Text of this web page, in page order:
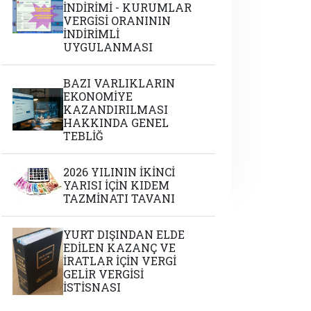
İNDİRİMİ - KURUMLAR
VERGİSİ ORANININ
İNDİRİMLİ
UYGULANMASI
BAZI VARLIKLARIN
EKONOMİYE
KAZANDIRILMASI
HAKKINDA GENEL
TEBLİĞ
2026 YILININ İKİNCİ
YARISI İÇİN KIDEM
TAZMİNATI TAVANI
YURT DIŞINDAN ELDE
EDİLEN KAZANÇ VE
İRATLAR İÇİN VERGİ
GELİR VERGİSİ
İSTİSNASI